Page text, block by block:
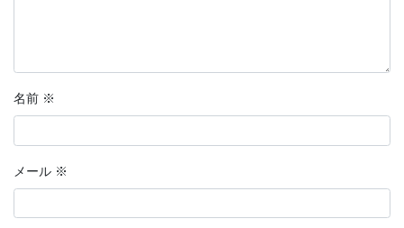
名前 ※
メール ※